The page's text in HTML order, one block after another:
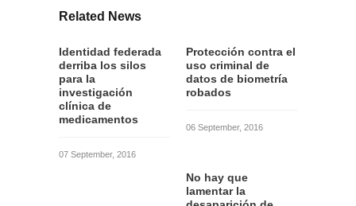
Related News
Identidad federada
derriba los silos
para la
investigación
clínica de
medicamentos
07 September, 2016
Protección contra el
uso criminal de
datos de biometría
robados
06 September, 2016
No hay que
lamentar la